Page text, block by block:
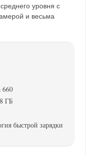
уровня с
и весьма
660
ГБ
быстрой зарядки